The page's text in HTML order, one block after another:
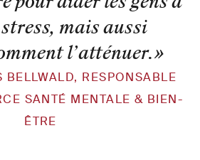
mais aussi
l’atténuer.»
BELLWALD, RESPONSABLE
SANTÉ MENTALE & BIEN-
ÊTRE